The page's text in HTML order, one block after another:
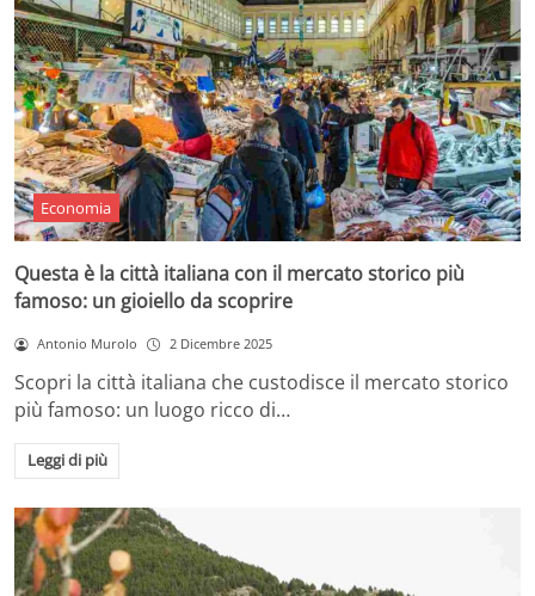
Economia
Questa è la città italiana con il mercato storico più
famoso: un gioiello da scoprire
Antonio Murolo 2 Dicembre 2025
Scopri la città italiana che custodisce il mercato storico
più famoso: un luogo ricco di…
Leggi di più